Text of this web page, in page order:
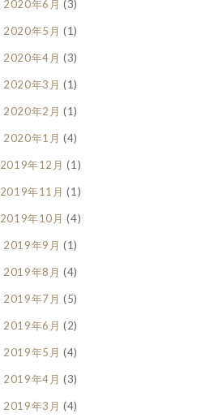
2020年6月 (3)
2020年5月 (1)
2020年4月 (3)
2020年3月 (1)
2020年2月 (1)
2020年1月 (4)
2019年12月 (1)
2019年11月 (1)
2019年10月 (4)
2019年9月 (1)
2019年8月 (4)
2019年7月 (5)
2019年6月 (2)
2019年5月 (4)
2019年4月 (3)
2019年3月 (4)